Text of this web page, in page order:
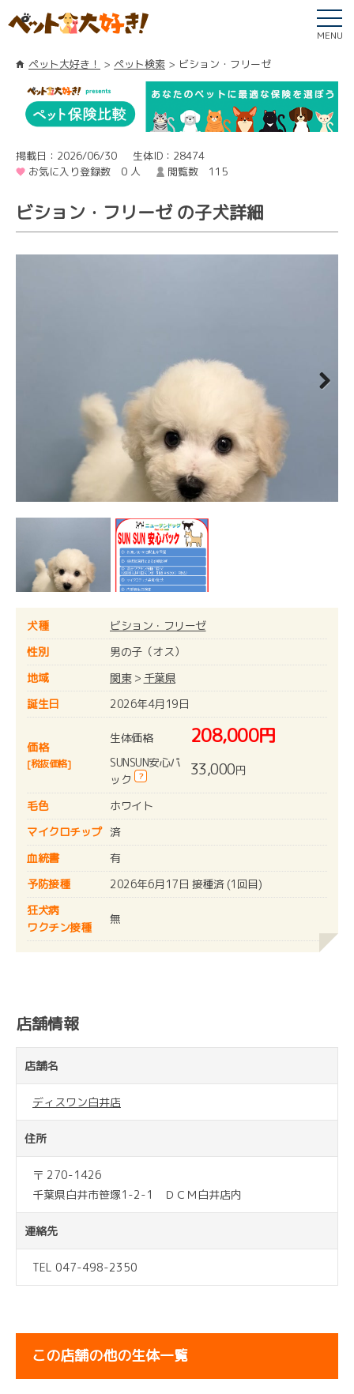
MENU
ペット大好き！ ペット検索 ビション・フリーゼ
掲載日：2026/06/30
生体ID：28474
お気に入り登録数 0 人
閲覧数 115
ビション・フリーゼ の子犬詳細
犬種
ビション・フリーゼ
性別
男の子（オス）
地域
関東> 千葉県
誕生日
2026年4月19日
価格
[税抜価格]
生体価格 208,000円
SUNSUN安心パ
ック
? 33,000円
毛色
ホワイト
マイクロチップ 済
血統書
有
予防接種
2026年6月17日 接種済 (1回目)
狂犬病
ワクチン接種
無
店舗情報
店舗名
ディスワン白井店
住所
〒 270-1426
千葉県白井市笹塚1-2-1 ＤＣＭ白井店内
連絡先
TEL 047-498-2350
この店舗の他の生体一覧